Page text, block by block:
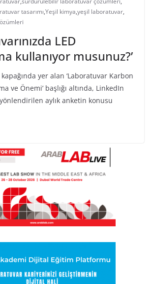
tasarımı,Yeşil kimya,yeşil laboratuvar,
LED
kullanıyor musunuz?’
kapağında yer alan ‘Laboratuvar Karbon
ve Önemi’ başlığı altında, LinkedIn
aylık anketin konusu